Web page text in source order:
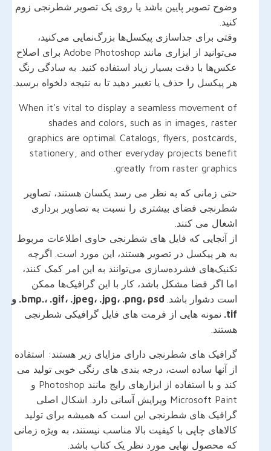
وضوح تصویر پایین باشد یا روی یک تصویر شطرنجی زوم
کنید.
وقتی برای جداسازی پیکسل‌ها بزرگ‌نمایی می‌کنید،
می‌توانید از ابزاری مانند Adobe Photoshop برای اصلاح
عکس‌ها با دقت بسیار زیاد استفاده کنید. به سادگی رنگ
هر پیکسل را حذف یا تغییر دهید تا به نتیجه دلخواه برسید.
When it's vital to display a seamless movement of
shades and colors, such as in images, raster
graphics are optimal. Catalogs, flyers, postcards,
stationery, and other everyday projects benefit
greatly from raster graphics.
حتی زمانی که به نظر می رسد یکسان هستند، تصاویر
شطرنجی فضای بیشتری را نسبت به تصاویر برداری
اشغال می کنند.
از آنجایی که فایل های شطرنجی حاوی اطلاعات مربوط
به هر پیکسل در تصویر هستند، این مورد است. اگرچه
تکنیک‌های فشرده‌سازی می‌توانند به این امر کمک کنند،
اما اگر فضا مشکل باشد، کار با این گرافیک‌ها ممکن
است دشوار باشد.
bmp.، .gif، .jpeg، .jpg، .png، psd. و
tif. نمونه هایی از فرمت های فایل گرافیکی شطرنجی
هستند.
گرافیک های شطرنجی دارای مزایای زیر هستند: استفاده
از آنها ساده است، درجه بندی های رنگی خوبی تولید می
کند و با استفاده از ابزارهای رایج مانند Photoshop و
Microsoft Paint ویرایش آسانی دارد. اشکال اصلی
گرافیک های شطرنجی این است که همیشه برای تولید
کالاهای چاپی با کیفیت بالا مناسب نیستند، به ویژه زمانی
که محصول نهایی مورد نظر یک کتاب باشد.